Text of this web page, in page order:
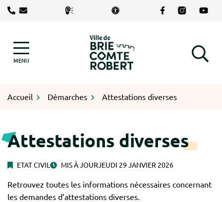
Aller
Lien vers le
Lien vers le
Lien
MENU Logo Brie-Comte-Robert
RECHERCHE
Accueil Démarches Attestations diverses
Attestations diverses
ETAT CIVIL MIS À JOURJEUDI 29 JANVIER 2026
Retrouvez toutes les informations nécessaires concernant
les demandes d’attestations diverses.